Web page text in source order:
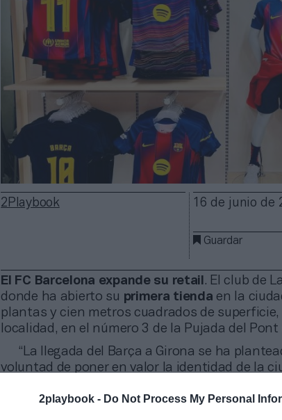
2playbook - Do Not Process My Personal
2Playbook 16 de junio de
Guardar
El FC Barcelona expande su retail . El club de
donde ha abierto su primera tienda en la
plantas y cien metros cuadrados de
localidad, en el número 3 de la Pujada del Pont
“La llegada del Barça a Girona se ha
voluntad de poner en valor la identidad de la
unen Girona, Catalunya y el Barça”, ha